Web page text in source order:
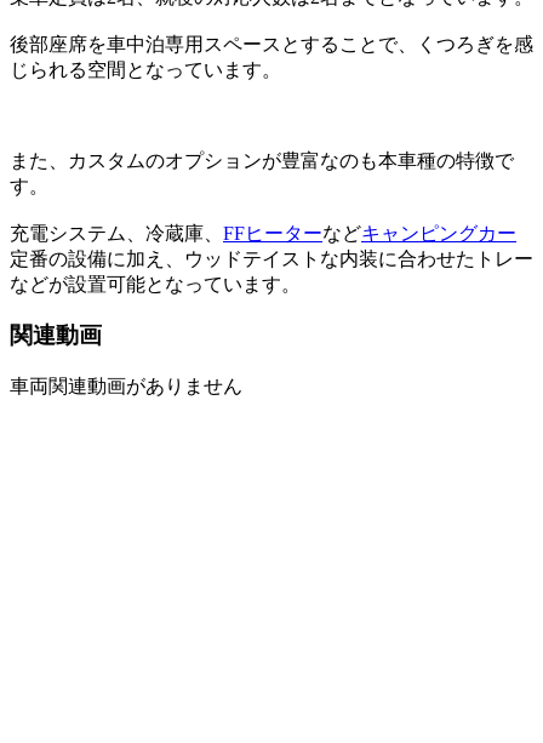
後部座席を車中泊専用スペースとすることで、くつろぎを感
じられる空間となっています。
また、カスタムのオプションが豊富なのも本車種の特徴で
す。
充電システム、冷蔵庫、 FFヒーターなどキャンピングカー
定番の設備に加え、ウッドテイストな内装に合わせたトレー
などが設置可能となっています。
関連動画
車両関連動画がありません